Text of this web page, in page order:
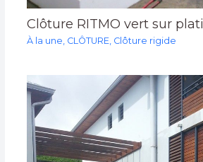
Clôture RITMO vert sur
À la une CLÔTURE, Clôture rigide